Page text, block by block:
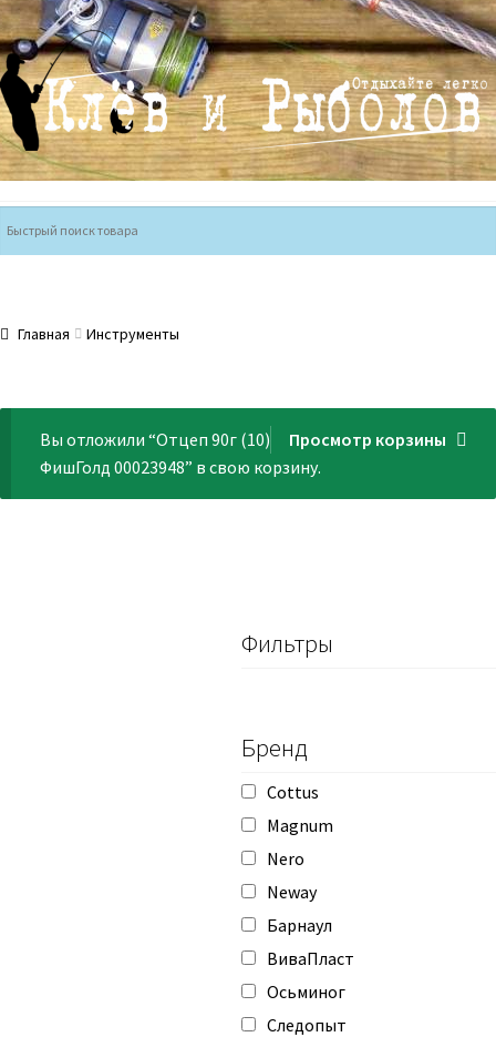
Перейти
к
навигации
Перейти
к
содержимому
Главная Инструменты
Просмотр корзины
Вы отложили “Отцеп 90г (10)
ФишГолд 00023948” в свою корзину.
Фильтры
Бренд
Cottus
Magnum
Nero
Neway
Барнаул
ВиваПласт
Осьминог
Следопыт